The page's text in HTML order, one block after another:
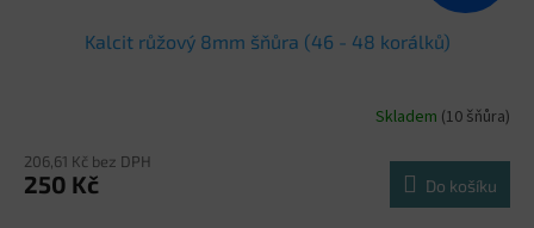
Kalcit růžový 8mm šňůra (46 - 48 korálků)
Skladem (10 šňůra)
206,61 Kč bez DPH
250 Kč Do košíku